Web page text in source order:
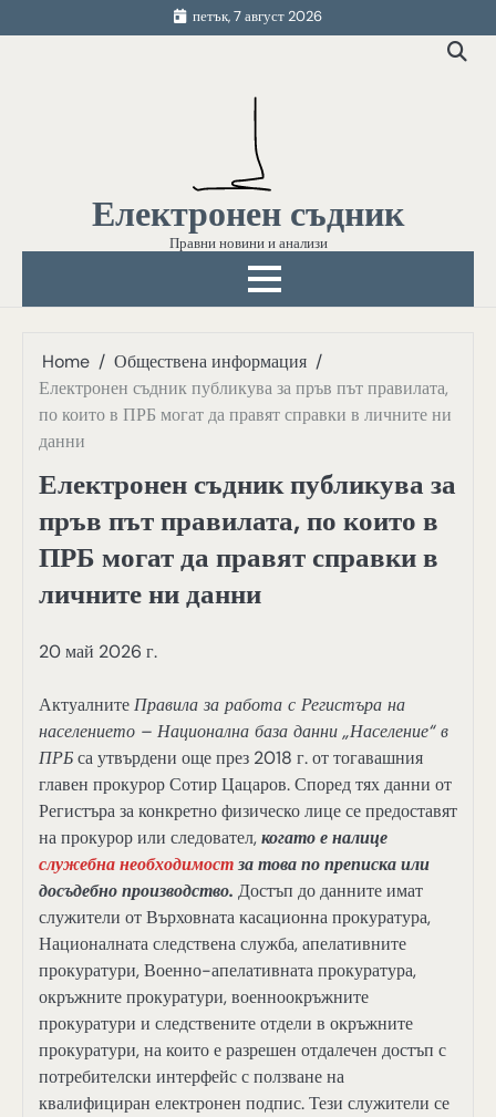
to
петък, 7 август 2026
Електронен съдник
Правни новини и анализи
Home
Обществена информация
Електронен съдник публикува за пръв път правилата,
по които в ПРБ могат да правят справки в личните ни
данни
Електронен съдник публикува за
пръв път правилата, по които в
ПРБ могат да правят справки в
личните ни данни
20 май 2026 г.
АктуалнитеПравила за работа с Регистъра на
населението – Национална база данни „Население“ в
ПРБса утвърдени още през 2018 г. от тогавашния
главен прокурор Сотир Цацаров. Според тях данни от
Регистъра за конкретно физическо лице се предоставят
на прокурор или следовател,когато е налице
служебна необходимостза това по преписка или
досъдебно производство. Достъп до данните имат
служители от Върховната касационна прокуратура,
Националната следствена служба, апелативните
прокуратури, Военно-апелативната прокуратура,
окръжните прокуратури, военноокръжните
прокуратури и следствените отдели в окръжните
прокуратури, на които е разрешен отдалечен достъп с
потребителски интерфейс с ползване на
квалифициран електронен подпис. Тези служители се